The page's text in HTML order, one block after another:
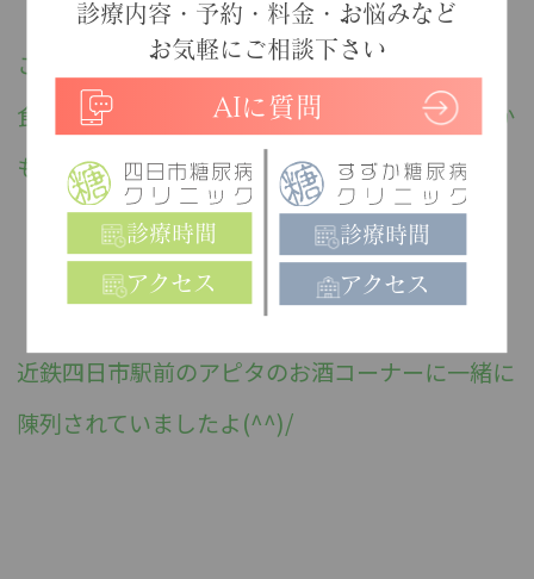
このお水はなぜか水溶性食物繊維入り
食事と一緒に摂れば食後高血糖にも効果があるか
もしれないですね。
近鉄四日市駅前のアピタのお酒コーナーに一緒に
陳列されていましたよ(^^)/
診療内容・予約・料金・お悩みなど
お気軽にご相談下さい
AIに質問
診療時間
アクセス
診療時間
アクセス